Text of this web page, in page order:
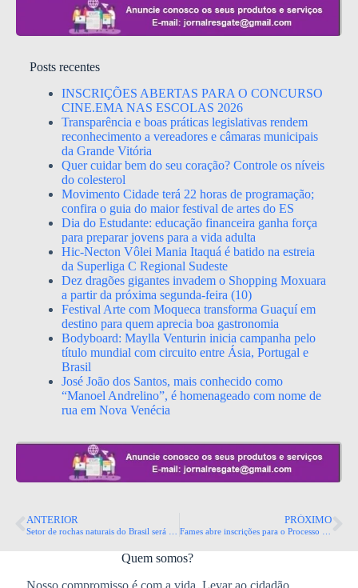
Posts recentes
INSCRIÇÕES ABERTAS PARA O CONCURSO
CINE.EMA NAS ESCOLAS 2026
Transparência e boas práticas legislativas rendem
reconhecimento a vereadores e câmaras municipais
da Grande Vitória
Quer cuidar bem do seu coração? Controle os níveis
do colesterol
Movimento Cidade terá 22 horas de programação;
confira o guia do maior festival de artes do ES
Dia do Estudante: educação financeira ganha força
para preparar jovens para a vida adulta
Hic-Necton Vôlei Mania Itaquá é batido na estreia
da Superliga C Regional Sudeste
Dez dragões gigantes invadem o Shopping Moxuara
a partir da próxima segunda-feira (10)
Festival Arte com Moqueca transforma Guaçuí em
destino para quem aprecia boa gastronomia
Bodyboard: Maylla Venturin inicia campanha pelo
título mundial com circuito entre Ásia, Portugal e
Brasil
José João dos Santos, mais conhecido como
“Manoel Andrelino”, é homenageado com nome de
rua em Nova Venécia
ANTERIOR PRÓXIMO
Quem somos?